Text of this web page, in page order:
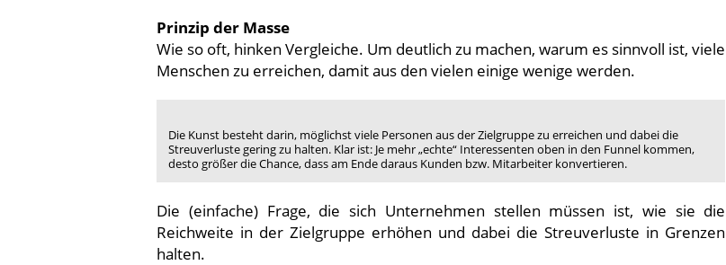
Prinzip der Masse
Wie so oft, hinken Vergleiche. Um deutlich zu machen, warum es sinnvoll ist, viele
Menschen zu erreichen, damit aus den vielen einige wenige werden.
Die Kunst besteht darin, möglichst viele Personen aus der Zielgruppe zu erreichen und dabei die
Streuverluste gering zu halten. Klar ist: Je mehr „echte“ Interessenten oben in den Funnel kommen,
desto größer die Chance, dass am Ende daraus Kunden bzw. Mitarbeiter konvertieren.
Die (einfache) Frage, die sich Unternehmen stellen müssen ist, wie sie die
Reichweite in der Zielgruppe erhöhen und dabei die Streuverluste in Grenzen
halten.